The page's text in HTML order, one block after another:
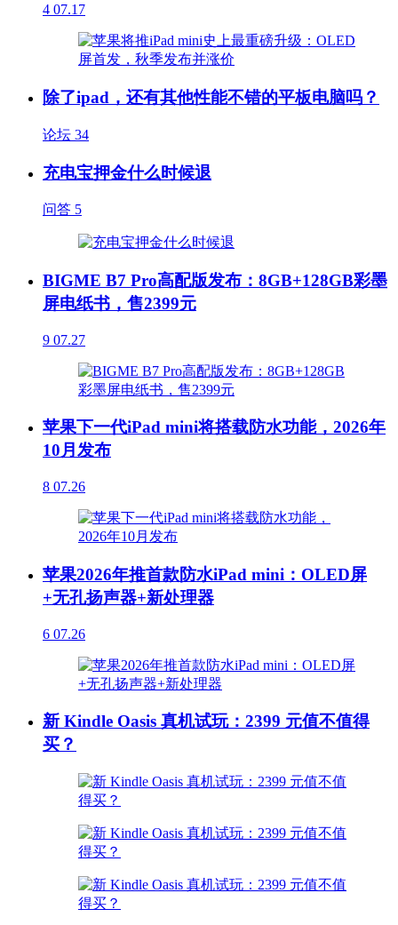
4 07.17
除了ipad，还有其他性能不错的平板电脑吗？
论坛 34
充电宝押金什么时候退
问答 5
BIGME B7 Pro高配版发布：8GB+128GB彩墨
屏电纸书，售2399元
9 07.27
苹果下一代iPad mini将搭载防水功能，2026年
10月发布
8 07.26
苹果2026年推首款防水iPad mini：OLED屏
+无孔扬声器+新处理器
6 07.26
新 Kindle Oasis 真机试玩：2399 元值不值得
买？